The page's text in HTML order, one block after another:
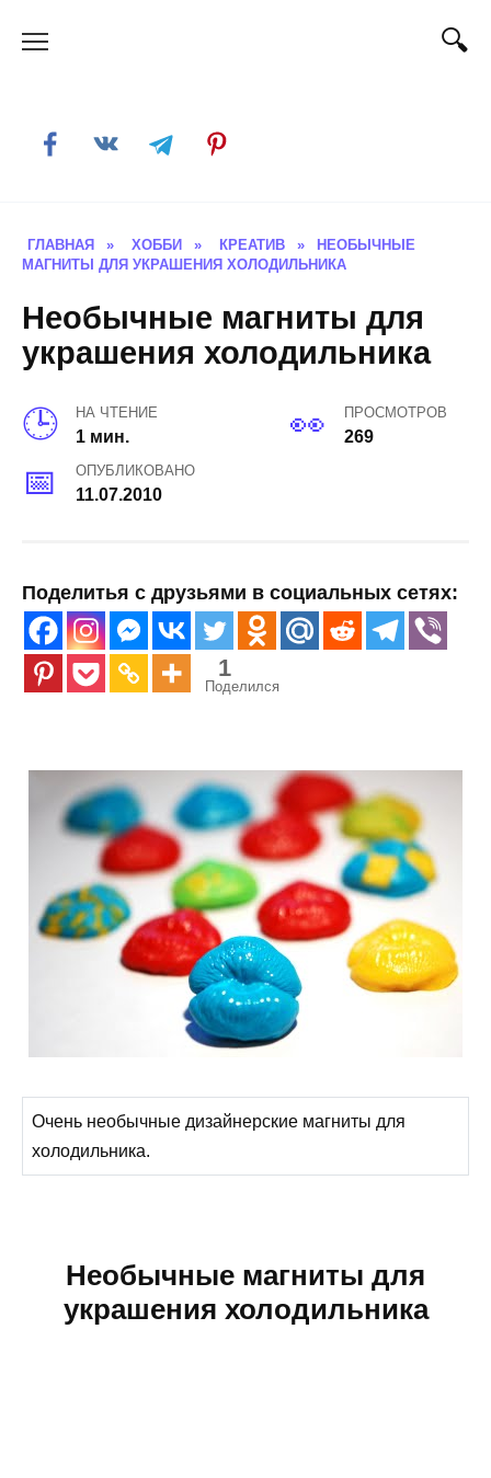
ГЛАВНАЯ » ХОББИ » КРЕАТИВ »
НЕОБЫЧНЫЕ
МАГНИТЫ ДЛЯ УКРАШЕНИЯ ХОЛОДИЛЬНИКА
Необычные магниты для
украшения холодильника
НА ЧТЕНИЕ
1 мин.
ПРОСМОТРОВ
269
ОПУБЛИКОВАНО
11.07.2010
Поделитья с друзьями в социальных сетях:
1
Поделился
Очень необычные дизайнерские магниты для
холодильника.
Необычные магниты для
украшения холодильника